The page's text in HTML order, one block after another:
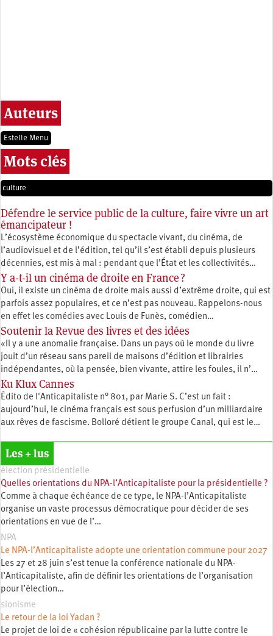
Auteurs
Estelle Menu
Mots clés
culture
Défendre le service public de la culture, faire vivre un art
émancipateur !
L’écosystème économique du spectacle vivant, du cinéma, de
l’audiovisuel et de l’édition, tel qu’il s’est établi depuis plusieurs
décennies, est mis à mal : pendant que l’État et les collectivités…
Y a-t-il un cinéma de droite en France ?
Oui, il existe un cinéma de droite mais aussi d’extrême droite, qui est
parfois assez populaires, et ce n’est pas nouveau. Rappelons-nous
en effet les comédies avec Louis de Funès, comédien…
Soutenir la Revue des livres et des idées
«Il y a une anomalie française. Dans un pays où le monde du livre
jouit d’un réseau sans pareil de maisons d’édition et librairies
indépendantes, où la pensée, bien vivante, attire les foules, il n’…
Ku Klux Cannes
Édito de l'Anticapitaliste n° 801, par Marie S. C’est un fait :
aujourd’hui, le cinéma français est sous perfusion d’un milliardaire
aux rêves de fascisme. Bolloré détient le groupe Canal, qui est le…
Les + lus
élection présidentielle
Quelles orientations du NPA-l’Anticapitaliste pour la présidentielle ?
Comme à chaque échéance de ce type, le NPA-l’Anticapitaliste
organise un vaste processus démocratique pour décider de ses
orientations en vue de l’…
NPA
Le NPA-l’Anticapitaliste adopte une orientation commune pour 2027
Les 27 et 28 juin s’est tenue la conférence nationale du NPA-
l’Anticapitaliste, afin de définir les orientations de l’organisation
pour l’élection…
sionisme
Le retour de la loi Yadan ?
Le projet de loi de « cohésion républicaine par la lutte contre le